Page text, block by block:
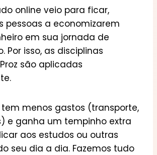
online veio para ficar,
pessoas a economizarem
em sua jornada de
Por isso, as disciplinas
são aplicadas
tem menos gastos (transporte,
e ganha um tempinho extra
aos estudos ou outras
seu dia a dia. Fazemos tudo